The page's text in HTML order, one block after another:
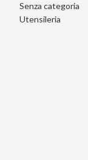
Senza categoria
Utensileria